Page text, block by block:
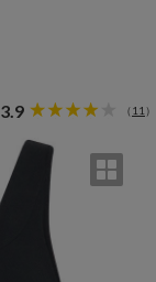
3.9 （ 11 ）